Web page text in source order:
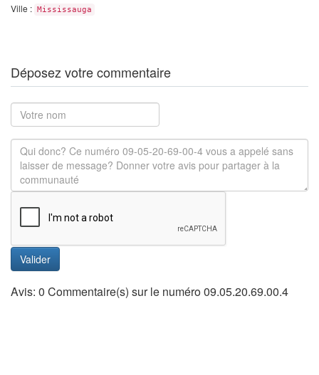
Ville : Mississauga
Déposez votre commentaire
Valider
Avis: 0 Commentaire(s) sur le numéro 09.05.20.69.00.4